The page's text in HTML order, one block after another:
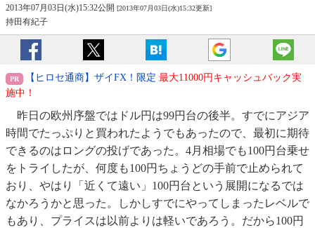
2013年07月03日(水)15:32公開 [2013年07月03日(水)15:32更新]
持田有紀子
【ヒロセ通商】ザイFX！限定 最大11000円キャッシュバック実
施中！
昨日の欧州序盤ではドル円は99円台の後半。すでにアジア
時間でたっぷりと買われたようでもあったので、最初に期待
できるのはロングの投げであった。4月相場でも100円台乗せ
をトライしたが、何度も100円ちょうどの手前で止められて
おり、やはり「近くて遠い」100円台という展開になるでは
なかろうかと思った。しかしすでにやってしまったレベルで
もあり、プライスは以前よりは軽いであろう。だから100円